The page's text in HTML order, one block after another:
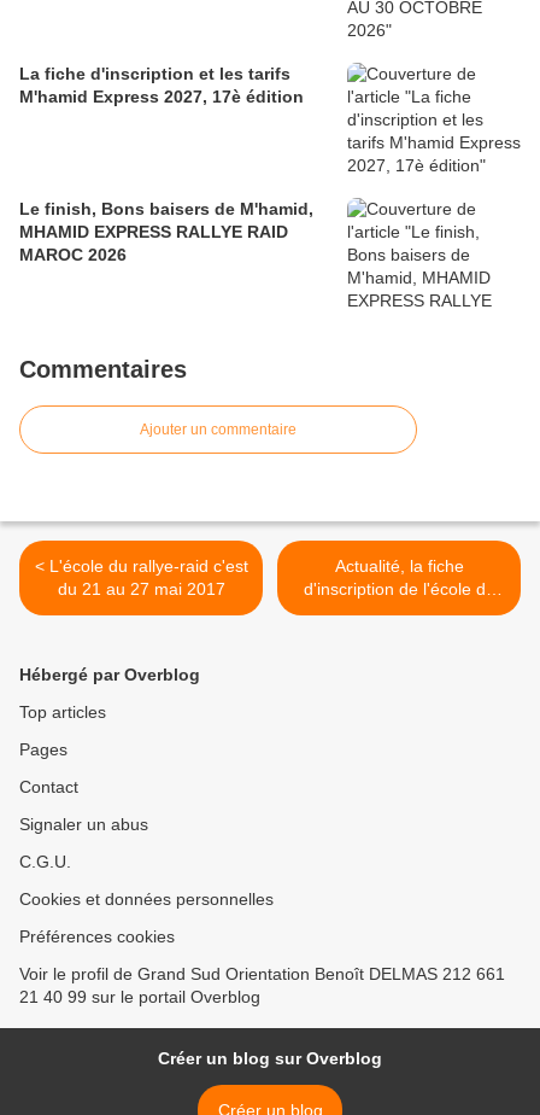
La fiche d'inscription et les tarifs
M'hamid Express 2027, 17è édition
Le finish, Bons baisers de M'hamid,
MHAMID EXPRESS RALLYE RAID
MAROC 2026
Commentaires
Ajouter un commentaire
< L'école du rallye-raid c'est
du 21 au 27 mai 2017
Actualité, la fiche
d'inscription de l'école du
rallye- raid et le M'hamid
Hébergé par Overblog
Top articles
Pages
Contact
Signaler un abus
C.G.U.
Cookies et données personnelles
Préférences cookies
Voir le profil de Grand Sud Orientation Benoît DELMAS 212 661
21 40 99 sur le portail Overblog
Créer un blog sur Overblog
Créer un blog